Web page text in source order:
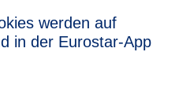
werden auf
in der Eurostar-App